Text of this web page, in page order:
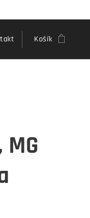
Košík